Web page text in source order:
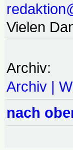
Vielen
Archiv:
Archiv |
nach